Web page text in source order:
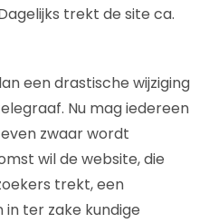
trekt de site ca.
een drastische wijziging
Nu mag iedereen
zwaar wordt
wil de website, die
trekt, een
ter zake kundige